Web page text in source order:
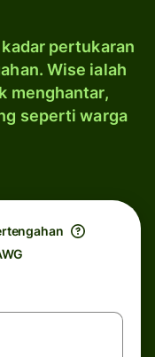
kadar pertukaran
Wise ialah
menghantar,
seperti warga